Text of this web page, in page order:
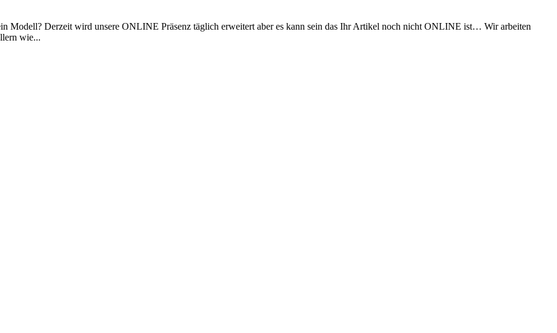
Modell? Derzeit wird unsere ONLINE Präsenz täglich erweitert aber es kann sein das Ihr Artikel noch nicht ONLINE ist… Wir arbeiten
wie...